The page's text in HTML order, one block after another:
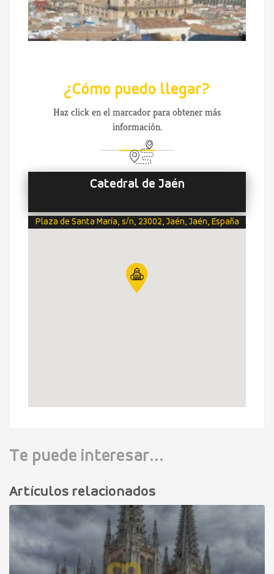
¿Cómo puedo llegar?
Haz click en el marcador para obtener más
información.
Catedral de Jaén
Plaza de Santa María, s/n, 23002, Jaén, Jaén, España
Te puede interesar...
Artículos relacionados